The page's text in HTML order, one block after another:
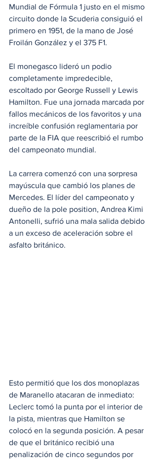
Mundial de Fórmula 1 justo en el mismo
circuito donde la Scuderia consiguió el
primero en 1951, de la mano de José
Froilán González y el 375 F1.
El monegasco lideró un podio
completamente impredecible,
escoltado por George Russell y Lewis
Hamilton. Fue una jornada marcada por
fallos mecánicos de los favoritos y una
increíble confusión reglamentaria por
parte de la FIA que reescribió el rumbo
del campeonato mundial.
La carrera comenzó con una sorpresa
mayúscula que cambió los planes de
Mercedes. El líder del campeonato y
dueño de la pole position, Andrea Kimi
Antonelli, sufrió una mala salida debido
a un exceso de aceleración sobre el
asfalto británico.
Esto permitió que los dos monoplazas
de Maranello atacaran de inmediato:
Leclerc tomó la punta por el interior de
la pista, mientras que Hamilton se
colocó en la segunda posición. A pesar
de que el británico recibió una
penalización de cinco segundos por